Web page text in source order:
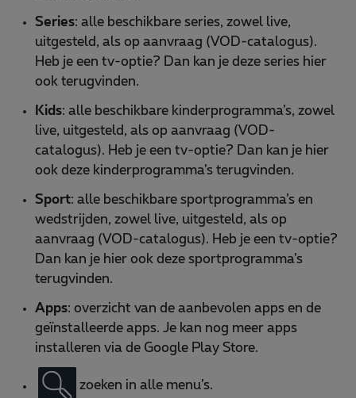
Series: alle beschikbare series, zowel live,
uitgesteld, als op aanvraag (VOD-catalogus).
Heb je een tv-optie? Dan kan je deze series hier
ook terugvinden.
Kids: alle beschikbare kinderprogramma’s, zowel
live, uitgesteld, als op aanvraag (VOD-
catalogus). Heb je een tv-optie? Dan kan je hier
ook deze kinderprogramma’s terugvinden.
Sport: alle beschikbare sportprogramma’s en
wedstrijden, zowel live, uitgesteld, als op
aanvraag (VOD-catalogus). Heb je een tv-optie?
Dan kan je hier ook deze sportprogramma’s
terugvinden.
Apps: overzicht van de aanbevolen apps en de
geïnstalleerde apps. Je kan nog meer apps
installeren via de Google Play Store.
zoeken in alle menu’s.